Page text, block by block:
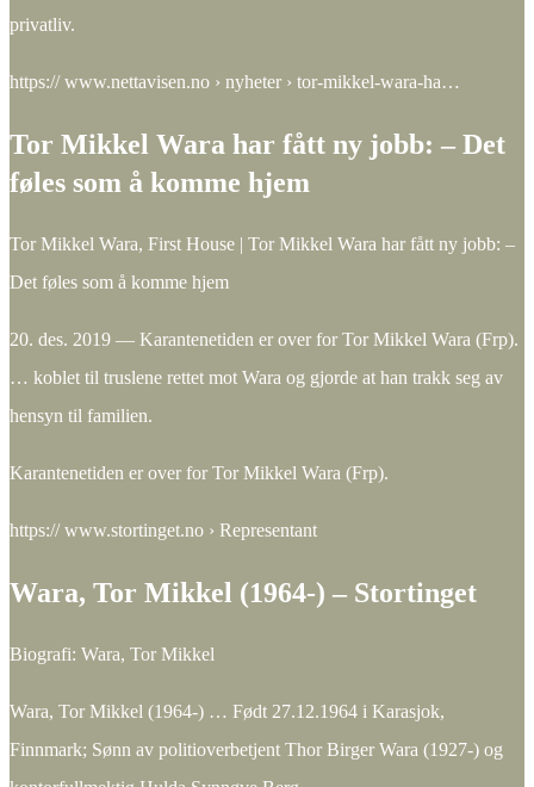
privatliv.
https:// www.nettavisen.no › nyheter › tor-mikkel-wara-ha…
Tor Mikkel Wara har fått ny jobb: – Det
føles som å komme hjem
Tor Mikkel Wara, First House | Tor Mikkel Wara har fått ny jobb: –
Det føles som å komme hjem
20. des. 2019 — Karantenetiden er over for Tor Mikkel Wara (Frp).
… koblet til truslene rettet mot Wara og gjorde at han trakk seg av
hensyn til familien.
Karantenetiden er over for Tor Mikkel Wara (Frp).
https:// www.stortinget.no › Representant
Wara, Tor Mikkel (1964-) – Stortinget
Biografi: Wara, Tor Mikkel
Wara, Tor Mikkel (1964-) … Født 27.12.1964 i Karasjok,
Finnmark; Sønn av politioverbetjent Thor Birger Wara (1927-) og